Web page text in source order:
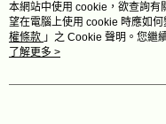
熱門標籤
本網站中使用 cookie，欲查詢有
望在電腦上使用 cookie 時應如
權條款 」之 Cookie 聲明。您繼
用條款之 Cookie 聲明使用 cookie
了解更多 >